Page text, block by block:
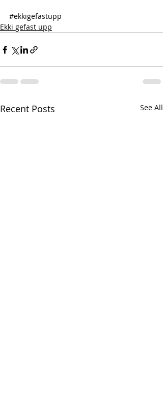
#ekkigefastupp
Ekki gefast upp
Recent Posts See All